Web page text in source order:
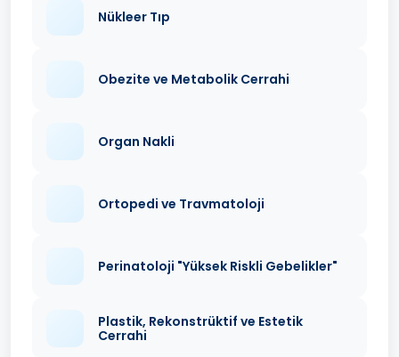
Nükleer Tıp
Obezite ve Metabolik Cerrahi
Organ Nakli
Ortopedi ve Travmatoloji
Perinatoloji "Yüksek Riskli Gebelikler"
Plastik, Rekonstrüktif ve Estetik
Cerrahi